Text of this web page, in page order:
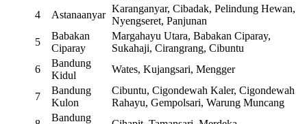
4
Astanaanyar
Karanganyar, Cibadak, Pelindung Hewan,
Nyengseret, Panjunan
5
Babakan
Ciparay
Margahayu Utara, Babakan Ciparay,
Sukahaji, Cirangrang, Cibuntu
6
Bandung
Kidul
Wates, Kujangsari, Mengger
7
Bandung
Kulon
Cibuntu, Cigondewah Kaler, Cigondewah
Rahayu, Gempolsari, Warung Muncang
Bandung